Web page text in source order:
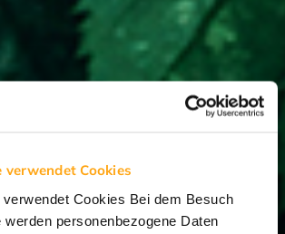
verwendet Cookies
Cookies Bei dem Besuch
personenbezogene Daten